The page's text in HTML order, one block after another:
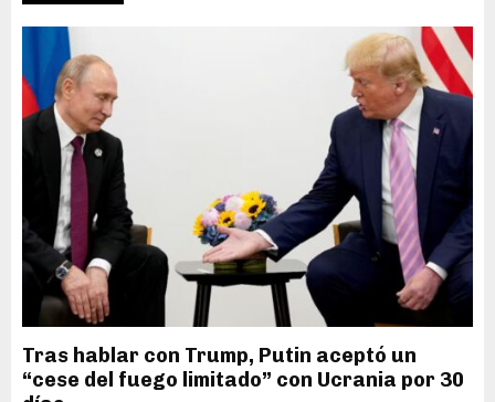
Tras hablar con Trump, Putin aceptó un
“cese del fuego limitado” con Ucrania por 30